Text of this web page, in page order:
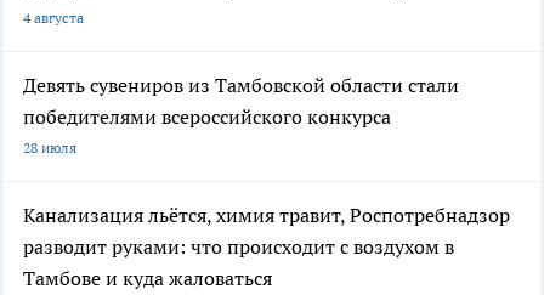
4 августа
Девять сувениров из Тамбовской области стали
победителями всероссийского конкурса
28 июля
Канализация льётся, химия травит, Роспотребнадзор
разводит руками: что происходит с воздухом в
Тамбове и куда жаловаться